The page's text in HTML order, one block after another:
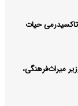
حیات
میراث‌فرهنگی،